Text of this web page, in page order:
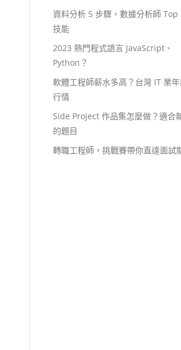
資料分析 5 步驟，數據分析師 Top
技能
2023 熱門程式語言 JavaScript、
Python？
軟體工程師薪水多高？台灣 IT 業
行情
Side Project 作品集怎麼做？適合
的題目
轉職工程師，挑戰賽帶你直達面試